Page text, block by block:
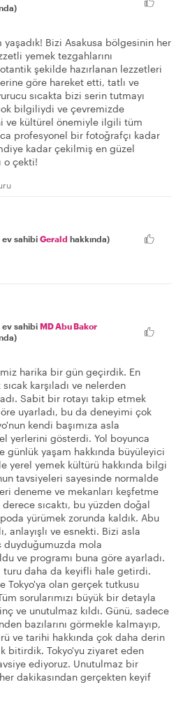
Bizi Asakusa bölgesinin her
yemek tezgahlarını
şekilde hazırlanan lezzetleri
göre hareket etti, tatlı ve
sıcakta bizi serin tutmayı
bilgiliydi ve çevremizde
ve kültürel önemiyle ilgili tüm
profesyonel bir fotoğrafçı kadar
kadar çekilmiş en güzel
o çekti!
ev sahibi Gerald hakkında)
ev sahibi MD Abu Bakor
harika bir gün geçirdik. En
karşıladı ve nelerden
Sabit bir rotayı takip etmek
uyarladı, bu da deneyimi çok
kendi başımıza asla
yerlerini gösterdi. Yol boyunca
günlük yaşam hakkında büyüleyici
yerel yemek kültürü hakkında bilgi
tavsiyeleri sayesinde normalde
deneme ve mekanları keşfetme
sıcaktı, bu yüzden doğal
yürümek zorunda kaldık. Abu
anlayışlı ve esnekti. Bizi asla
mola
ve programı buna göre ayarladı.
turu daha da keyifli hale getirdi.
Tokyo'ya olan gerçek tutkusu
sorularımızı büyük bir detayla
ve unutulmaz kıldı. Günü, sadece
bazılarını görmekle kalmayıp,
ve tarihi hakkında çok daha derin
bitirdik. Tokyo'yu ziyaret eden
ediyoruz. Unutulmaz bir
dakikasından gerçekten keyif